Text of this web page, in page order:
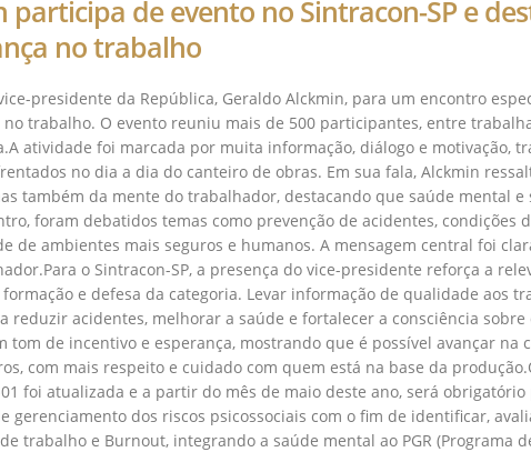
participa de evento no Sintracon-SP e
no trabalho
presidente da República, Geraldo Alckmin, para um encontro
trabalho. O evento reuniu mais de 500 participantes, entre
atividade foi marcada por muita informação, diálogo e motivação,
no dia a dia do canteiro de obras. Em sua fala, Alckmin
também da mente do trabalhador, destacando que saúde mental e
foram debatidos temas como prevenção de acidentes, condições
de ambientes mais seguros e humanos. A mensagem central foi
o Sintracon-SP, a presença do vice-presidente reforça a
e defesa da categoria. Levar informação de qualidade aos
acidentes, melhorar a saúde e fortalecer a consciência sobre
tom de incentivo e esperança, mostrando que é possível avançar na
com mais respeito e cuidado com quem está na base da
foi atualizada e a partir do mês de maio deste ano, será
gerenciamento dos riscos psicossociais com o fim de identificar,
trabalho e Burnout, integrando a saúde mental ao PGR (Programa